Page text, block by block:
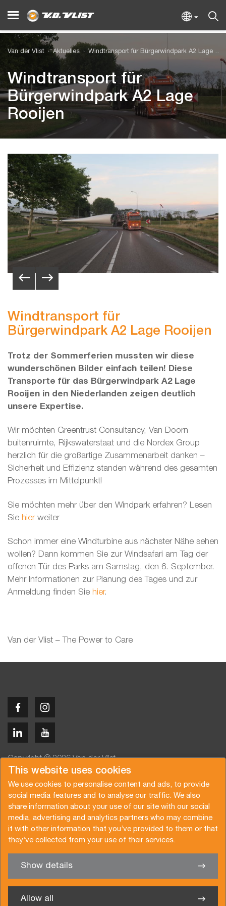
This website uses cookies
We use cookies to personalise content and ads, to provide
social media features and to analyse our traffic. We also
share information about your use of our site with our social
media, advertising and analytics partners who may combine
it with other information that you’ve provided to them or that
they’ve collected from your use of their services.
Show details
Allow all
Van der Vlist Aktuelles Windtransport für Bürgerwindpark A2 Lage Rooijen
Windtransport für
Bürgerwindpark A2 Lage
Rooijen
Windtransport für
Bürgerwindpark A2 Lage Rooijen
Trotz der Sommerferien mussten wir diese
wunderschönen Bilder einfach teilen! Diese
Transporte für das Bürgerwindpark A2 Lage
Rooijen in den Niederlanden zeigen deutlich
unsere Expertise.
Wir möchten Greentrust Consultancy, Van Doorn
buitenruimte, Rijkswaterstaat und die Nordex Group
herzlich für die großartige Zusammenarbeit danken –
Sicherheit und Effizienz standen während des gesamten
Prozesses im Mittelpunkt!
Sie möchten mehr über den Windpark erfahren? Lesen
Sie hier weiter
Schon immer eine Windturbine aus nächster Nähe sehen
wollen? Dann kommen Sie zur Windsafari am Tag der
offenen Tür des Parks am Samstag, den 6. September.
Mehr Informationen zur Planung des Tages und zur
Anmeldung finden Sie hier.
Van der Vlist – The Power to Care
Sie haben Interesse an einer unserer Dienste? Wir sind gern
für Sie da
Copyright © 2026 Van der Vlist
Angebot anfragen
Newsletter abonnieren
Allgemeine Bedingungen
Datenschutzerklärung
Broschüre